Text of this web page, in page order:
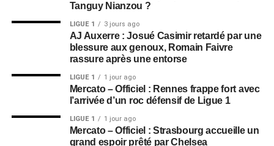
Tanguy Nianzou ?
LIGUE 1 3 jours ago
AJ Auxerre : Josué Casimir retardé par une
blessure aux genoux, Romain Faivre
rassure après une entorse
LIGUE 1 1 jour ago
Mercato – Officiel : Rennes frappe fort avec
l’arrivée d’un roc défensif de Ligue 1
LIGUE 1 1 jour ago
Mercato – Officiel : Strasbourg accueille un
grand espoir prêté par Chelsea